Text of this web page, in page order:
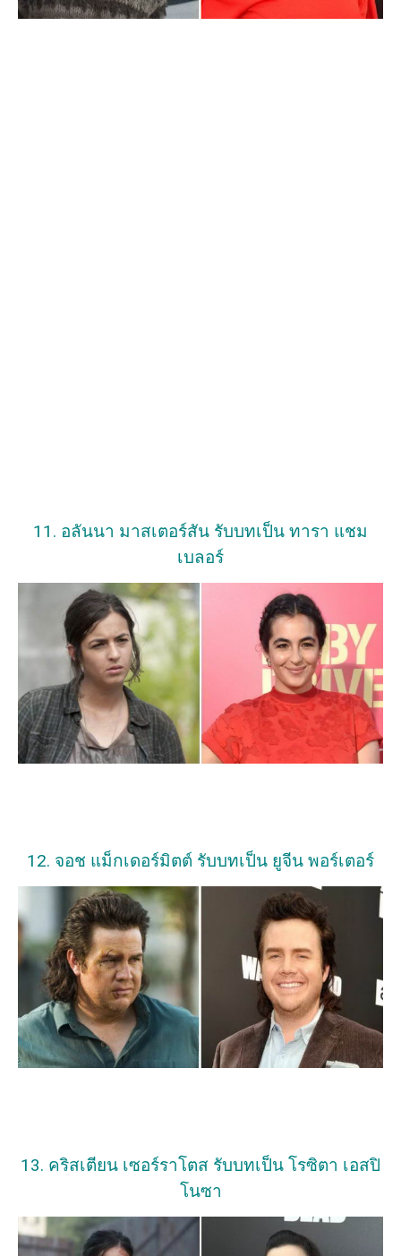
11. อลันนา มาสเตอร์สัน รับบทเป็น ทารา แชม
เบลอร์
12. จอช แม็กเดอร์มิตต์ รับบทเป็น ยูจีน พอร์เตอร์
13. คริสเตียน เซอร์ราโตส รับบทเป็น โรซิตา เอสปิ
โนซา